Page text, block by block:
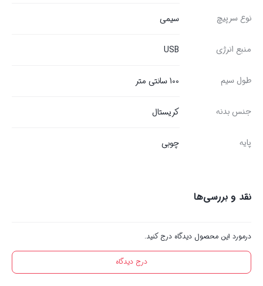
نوع سرپیچ سیمی
منبع انرژی USB
طول سیم 100 سانتی متر
جنس بدنه کریستال
پایه چوبی
نقد و بررسی‌ها
درمورد این محصول دیدگاه درج کنید.
درج دیدگاه